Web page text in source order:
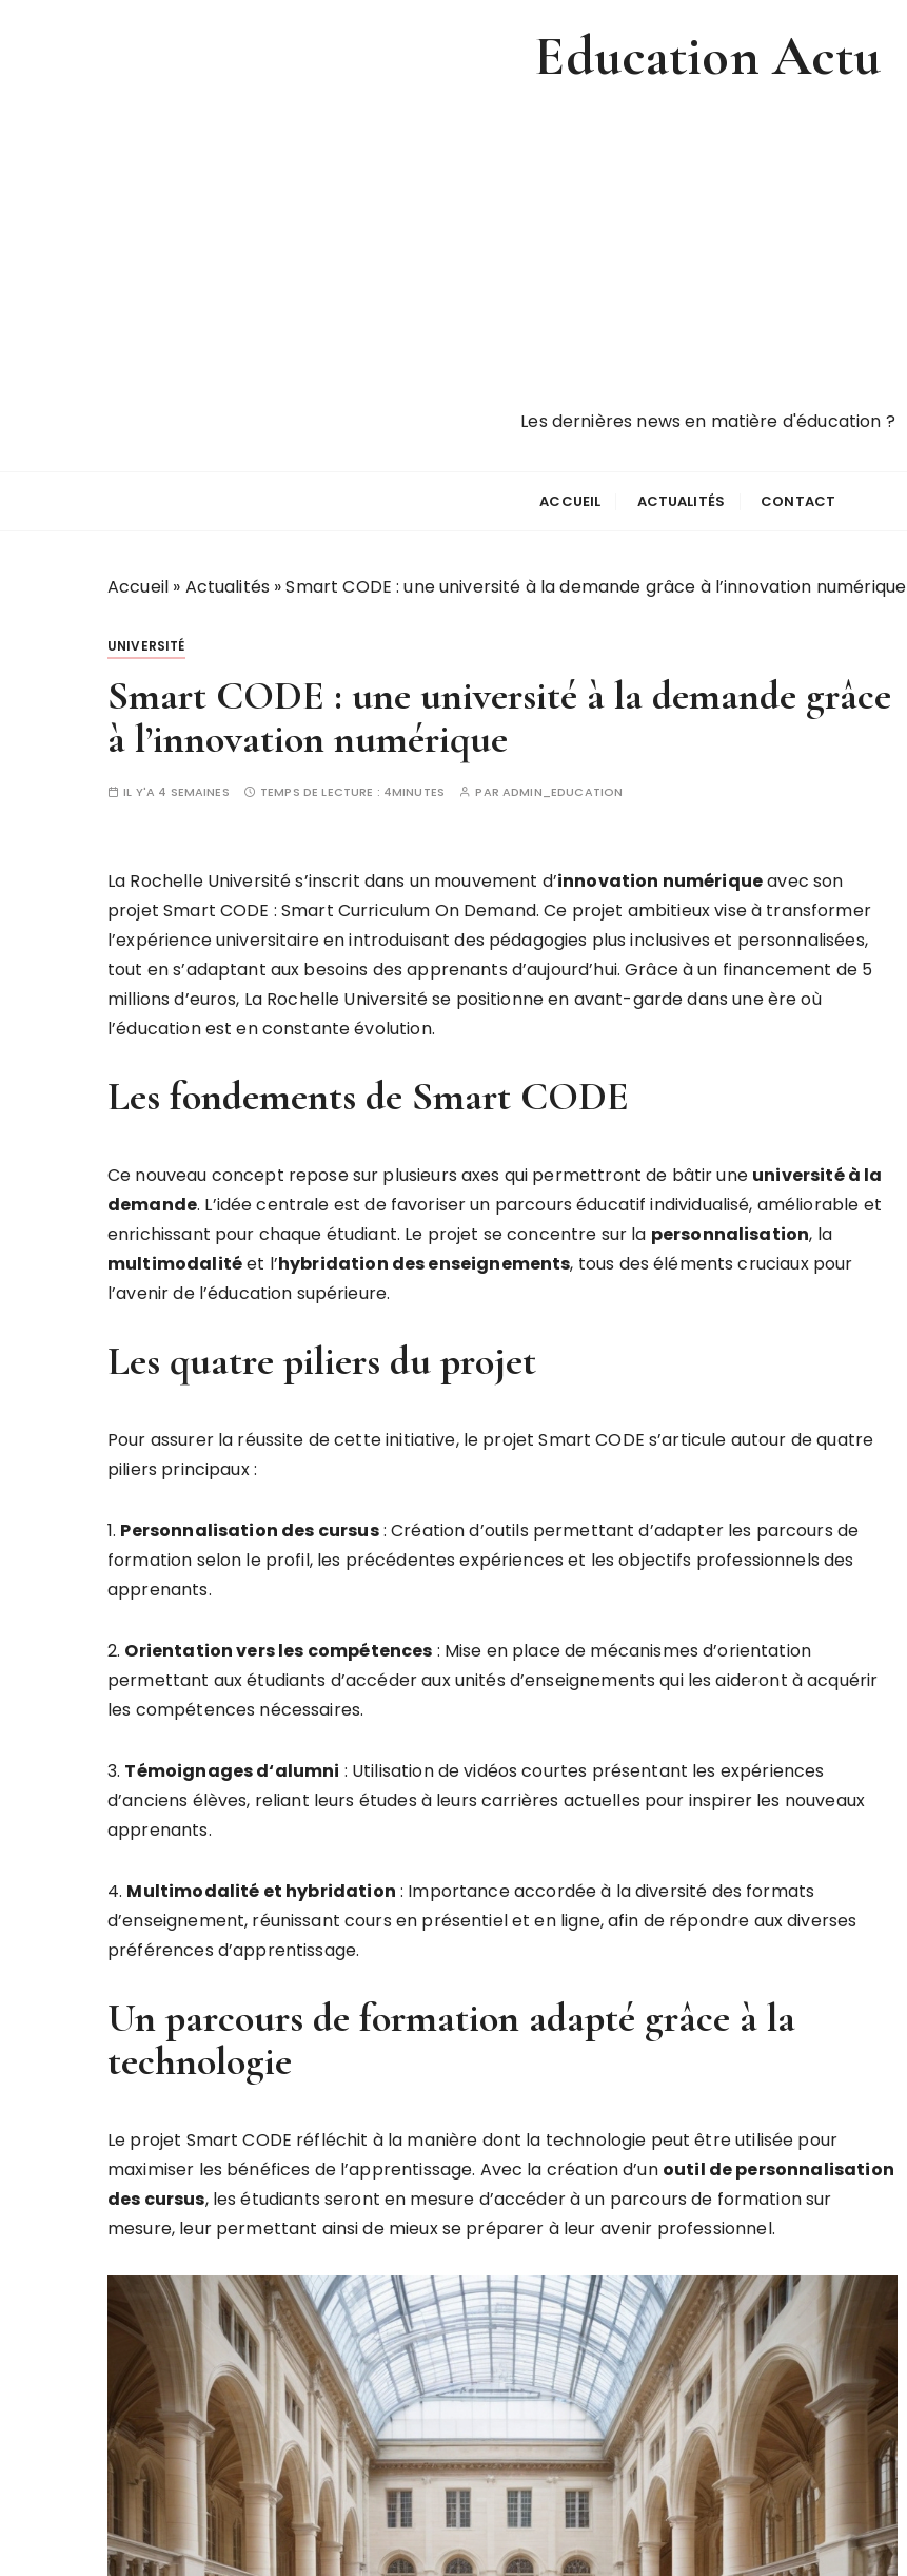
Education Actu
Les dernières news en matière d'éducation ?
ACCUEIL ACTUALITÉS CONTACT
Accueil » Actualités »Smart CODE : une université à la demande grâce à l’innovation numérique
UNIVERSITÉ
Smart CODE : une université à la demande grâce
à l’innovation numérique
IL Y'A 4 SEMAINES TEMPS DE LECTURE : 4MINUTES PARADMIN_EDUCATION
La Rochelle Université s’inscrit dans un mouvement d’innovation numériqueavec son
projet Smart CODE : Smart Curriculum On Demand. Ce projet ambitieux vise à transformer
l’expérience universitaire en introduisant des pédagogies plus inclusives et personnalisées,
tout en s’adaptant aux besoins des apprenants d’aujourd’hui. Grâce à un financement de 5
millions d’euros, La Rochelle Université se positionne en avant-garde dans une ère où
l’éducation est en constante évolution.
Les fondements de Smart CODE
Ce nouveau concept repose sur plusieurs axes qui permettront de bâtir une universitéà la
demande. L’idée centrale est de favoriser un parcours éducatif individualisé, améliorable et
enrichissant pour chaque étudiant. Le projet se concentre sur la personnalisation, la
multimodalitéet l’hybridation desenseignements, tous des éléments cruciaux pour
l’avenir de l’éducation supérieure.
Les quatre piliers du projet
Pour assurer la réussite de cette initiative, le projet Smart CODE s’articule autour de quatre
piliers principaux :
1. Personnalisation des cursus: Création d’outils permettant d’adapter les parcours de
formation selon le profil, les précédentes expériences et les objectifs professionnels des
apprenants.
2. Orientationversles compétences : Mise en place de mécanismes d’orientation
permettant aux étudiants d’accéder aux unités d’enseignements qui les aideront à acquérir
les compétences nécessaires.
3. Témoignagesd‘alumni : Utilisation de vidéos courtes présentant les expériences
d’anciens élèves, reliant leurs études à leurs carrières actuelles pour inspirer les nouveaux
apprenants.
4. Multimodalité et hybridation : Importance accordée à la diversité des formats
d’enseignement, réunissant cours en présentiel et en ligne, afin de répondre aux diverses
préférences d’apprentissage.
Un parcours de formation adapté grâce à la
technologie
Le projet Smart CODE réfléchit à la manière dont la technologie peut être utilisée pour
maximiser les bénéfices de l’apprentissage. Avec la création d’un outil depersonnalisation
des cursus, les étudiants seront en mesure d’accéder à un parcours de formation sur
mesure, leur permettant ainsi de mieux se préparer à leur avenir professionnel.